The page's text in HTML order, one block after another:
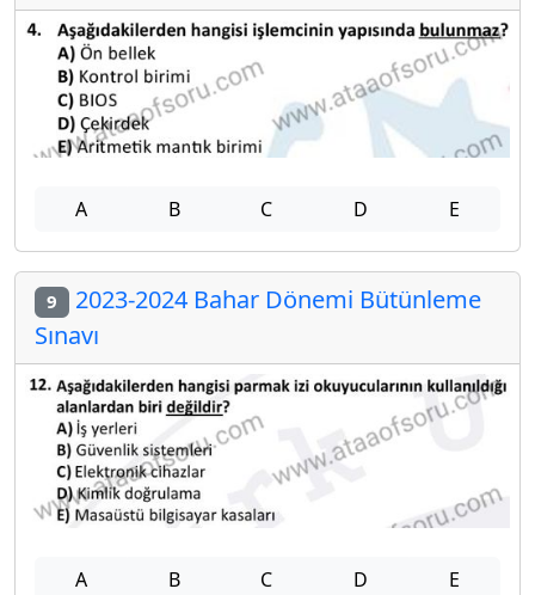
A B C D E
9 2023-2024 Bahar Dönemi Bütünleme
Sınavı
A B C D E